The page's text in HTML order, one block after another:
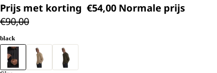
DRAAGT
MAAT
L.
DRAAGT
MAAT
L.
Prijs met korting €54,00 Normale prijs
€90,00
black